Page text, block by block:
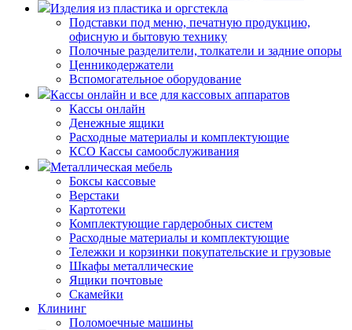
Изделия из пластика и оргстекла
Подставки под меню, печатную продукцию,
офисную и бытовую технику
Полочные разделители, толкатели и задние опоры
Ценникодержатели
Вспомогательное оборудование
Кассы онлайн и все для кассовых аппаратов
Кассы онлайн
Денежные ящики
Расходные материалы и комплектующие
КСО Кассы самообслуживания
Металлическая мебель
Боксы кассовые
Верстаки
Картотеки
Комплектующие гардеробных систем
Расходные материалы и комплектующие
Тележки и корзинки покупательские и грузовые
Шкафы металлические
Ящики почтовые
Скамейки
Клининг
Поломоечные машины